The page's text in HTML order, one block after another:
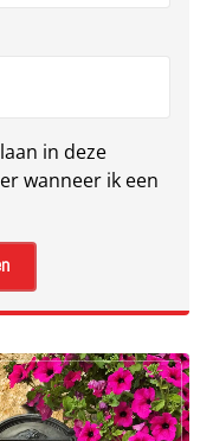
in deze
wanneer ik een